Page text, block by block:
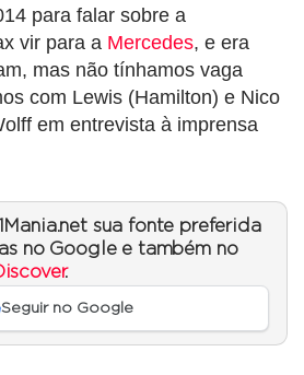
para falar sobre a
vir para a Mercedes, e era
mas não tínhamos vaga
com Lewis (Hamilton) e Nico
em entrevista à imprensa
sua fonte preferida
no Google e também no
.
Seguir no Google